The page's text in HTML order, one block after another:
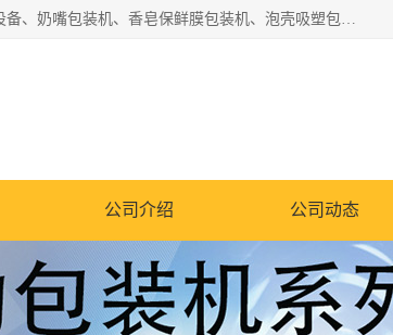
广州盈溢鑫自动化设备有限公司主要产品有茶饼棉纸包装机、蓝泡泡洁厕块设备、奶嘴包装机、香皂保鲜膜包装机、泡壳吸塑包装机、手工皂包装机、百褶机等产品，并根据客户要求生产非标自动化机械及生产线。欢迎广大客户来电咨询！
公司介绍 公司动态